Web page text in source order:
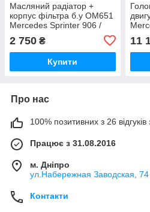
Масляний радіатор +
корпус фільтра б.у OM651
Mercedes Sprinter 906 /
2.2 CDI дизель Мерседес
Спринтер 2006-2014,
A6511801165
2 750 ₴
Купити
2.2
11
Про нас
100% позитивних з 26 відгуків
Працює з 31.08.2016
м. Дніпро
ул.Набережная Заводская, 74
Контакти